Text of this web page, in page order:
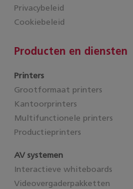
Privacybeleid
Cookiebeleid
Producten en diensten
Printers
Grootformaat printers
Kantoorprinters
Multifunctionele printers
Productieprinters
AV systemen
Interactieve whiteboards
Videovergaderpakketten